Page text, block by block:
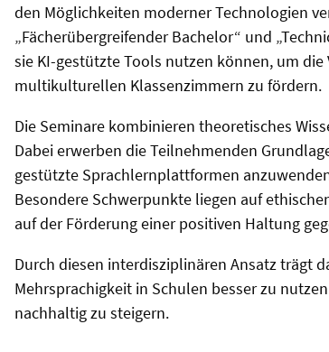
den Möglichkeiten moderner Technologien
„Fächerübergreifender Bachelor“ und
sie KI-gestützte Tools nutzen können, um
multikulturellen Klassenzimmern zu fördern.
Die Seminare kombinieren theoretisches
Dabei erwerben die Teilnehmenden
gestützte Sprachlernplattformen
Besondere Schwerpunkte liegen auf
auf der Förderung einer positiven Haltung
Durch diesen interdisziplinären Ansatz trägt
Mehrsprachigkeit in Schulen besser zu
nachhaltig zu steigern.